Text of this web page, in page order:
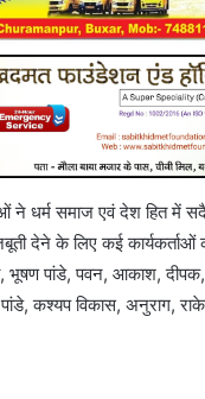
धर्म समाज एवं देश हित में
देने के लिए कई कार्यकर्ताओं
भूषण पांडे, पवन, आकाश,
कश्यप विकास, अनुराग,